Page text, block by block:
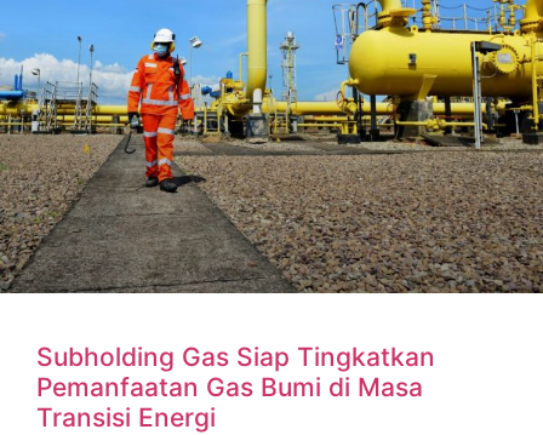
Subholding Gas Siap Tingkatkan
Pemanfaatan Gas Bumi di Masa
Transisi Energi